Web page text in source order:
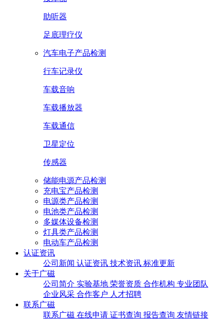
助听器
足底理疗仪
汽车电子产品检测
行车记录仪
车载音响
车载播放器
车载通信
卫星定位
传感器
储能电源产品检测
充电宝产品检测
电源类产品检测
电池类产品检测
多媒体设备检测
灯具类产品检测
电动车产品检测
认证资讯
公司新闻 认证资讯 技术资讯 标准更新
关于广磁
公司简介 实验基地 荣誉资质 合作机构 专业团队
企业风采 合作客户 人才招聘
联系广磁
联系广磁 在线申请 证书查询 报告查询 友情链接